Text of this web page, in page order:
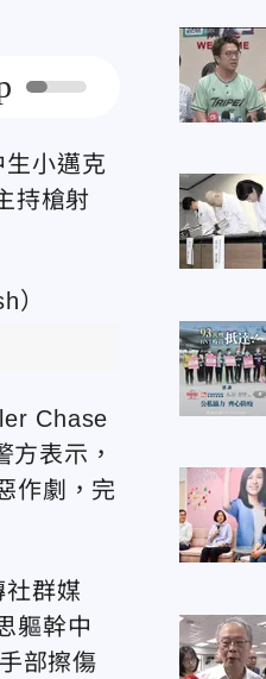
小邁克
持槍射
Chase
表示，
作劇，完
群媒
軀幹中
部擦傷